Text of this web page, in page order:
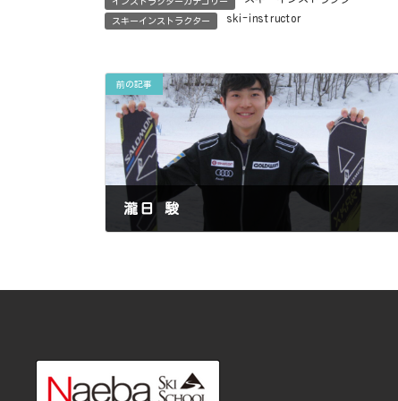
スキーインストラクター ski-instructor
前の記事
瀧日 駿